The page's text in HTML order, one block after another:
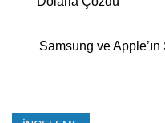
Samsung ve